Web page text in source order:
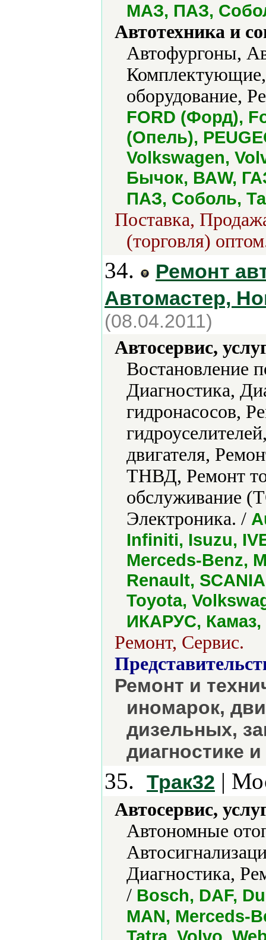
МАЗ, ПАЗ,
Автотехника и
Автофургоны,
оборудование,
FORD (Форд),
(Опель),
Volkswagen,
Бычок, ВАW,
ПАЗ, Соболь,
Поставка,
(торговля)
34.
Ремонт
Автомастер,
(08.04.2011)
Автосервис,
Востановление
Диагностика,
гидронасосов,
двигателя,
ТНВД, Ремонт
обслуживание
Электроника. /
Infiniti, Isuzu,
Merceds-Benz,
Renault,
Toyota,
ИКАРУС,
Ремонт, Сервис.
Ремонт и
иномарок,
дизельных,
диагностике
35. Трак32 |
Автосервис,
Автономные
Диагностика,
/ Bosch, DAF,
MAN, Merceds-